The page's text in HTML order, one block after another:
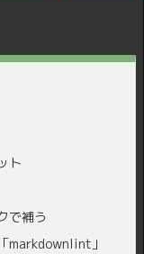
ト
で補う
markdownlint」